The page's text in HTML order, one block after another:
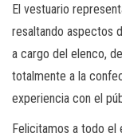
El vestuario
resaltando aspectos
a cargo del elenco,
totalmente a la
experiencia con el
Felicitamos a todo el